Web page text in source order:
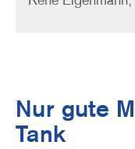
Nur gute
Tank